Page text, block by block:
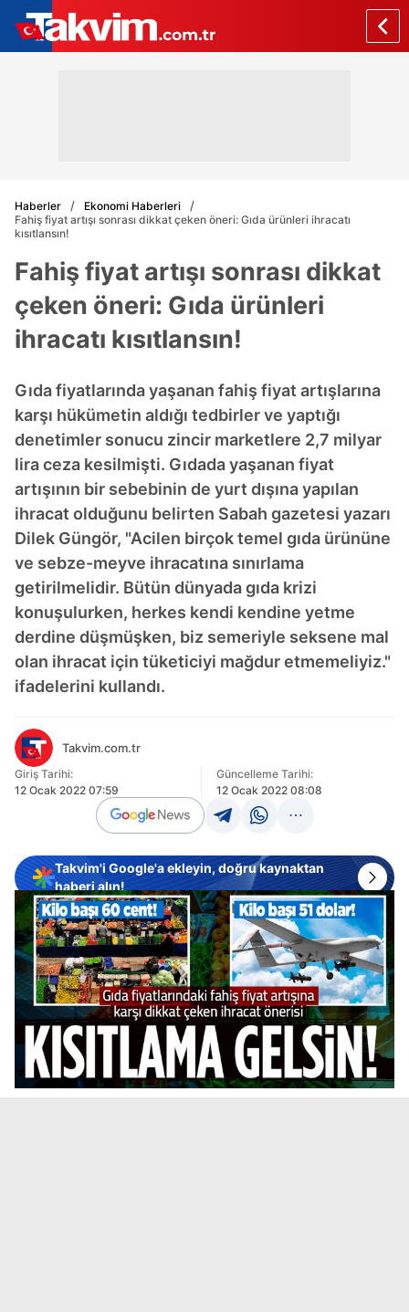
Haberler
Ekonomi Haberleri
Fahiş fiyat artışı sonrası dikkat çeken öneri: Gıda ürünleri ihracatı
kısıtlansın!
Fahiş fiyat artışı sonrası dikkat
çeken öneri: Gıda ürünleri
ihracatı kısıtlansın!
Gıda fiyatlarında yaşanan fahiş fiyat artışlarına
karşı hükümetin aldığı tedbirler ve yaptığı
denetimler sonucu zincir marketlere 2,7 milyar
lira ceza kesilmişti. Gıdada yaşanan fiyat
artışının bir sebebinin de yurt dışına yapılan
ihracat olduğunu belirten Sabah gazetesi yazarı
Dilek Güngör, "Acilen birçok temel gıda ürününe
ve sebze-meyve ihracatına sınırlama
getirilmelidir. Bütün dünyada gıda krizi
konuşulurken, herkes kendi kendine yetme
derdine düşmüşken, biz semeriyle seksene mal
olan ihracat için tüketiciyi mağdur etmemeliyiz."
ifadelerini kullandı.
Takvim.com.tr
Giriş Tarihi:
12 Ocak 2022 07:59
Güncelleme Tarihi:
12 Ocak 2022 08:08
Takvim'i Google'a ekleyin, doğru kaynaktan
haberi alın!